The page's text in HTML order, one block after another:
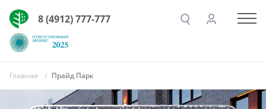
8 (4912) 777-777
Главная Прайд Парк